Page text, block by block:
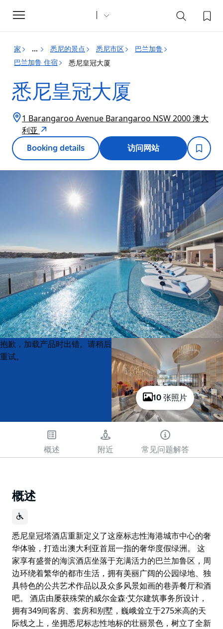
Toggle
navigation
家 ... 悉尼的景点 悉尼市区
巴兰加鲁
巴兰加鲁 住宿
悉尼皇冠大厦
悉尼皇冠大厦
1 Barangaroo Avenue Barangaroo NSW 2000 澳大
利亚
Booking details 访问网站
10 张照片
Product
List
Product
List
抱歉，加载产品时出错。请稍后
重试。
概述 附近 常见问题解答
概述
悉尼皇冠塔酒店重新定义了这座标志性海港城市中心的奢
华体验，打造出澳大利亚首屈一指的奢华度假绿洲。 这
家享有盛誉的海滨酒店坐落于充满活力的巴兰加鲁区，周
边环绕着繁华的都市生活，拥有美丽广阔的公园绿地、独
具特色的公共艺术作品以及众多风景如画的巷弄餐厅和酒
吧。 酒店由屡获殊荣的威尔金森·艾尔建筑事务所设计，
拥有349间客房、套房和别墅，巍峨耸立于275米高的天
际线之上，坐拥悉尼标志性地标的壮丽景色，树立了全新